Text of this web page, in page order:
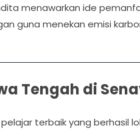
menawarkan ide
guna menekan emisi
Tengah di
terbaik yang berhasil